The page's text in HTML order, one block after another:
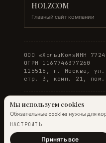
HOLZCOM
Главный сайт компании
ООО «ХольцКом»ИНН
ОГРН 1167746377260
115516, г. Москва,
стр. 3, комн. 21,
© 2026 WOODONLINE. Все
Мы используем cookies
Обязательные cookies нужны для
аналитика Яндекс.Метрики
Подробнее →
НАСТРОИТЬ
Принять все